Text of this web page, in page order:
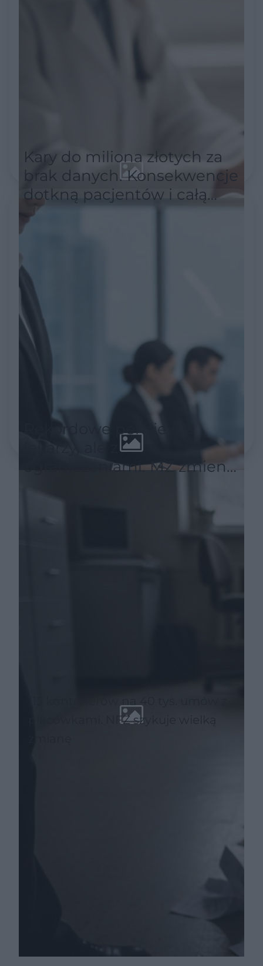
Kary do miliona złotych za
brak danych. Konsekwencje
dotkną pacjentów i całą
służbę zdrowia
Rekordowe pensje dla
ograniczeniami. MZ zmienia
placówkami. NFZ szykuje wielką